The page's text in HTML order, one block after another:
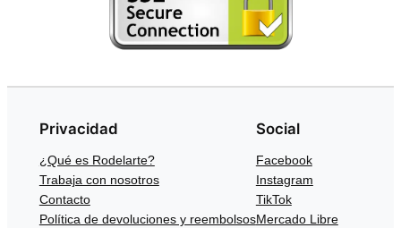
Privacidad
¿Qué es Rodelarte?
Trabaja con nosotros
Contacto
Política de devoluciones y reembolsos
Social
Facebook
Instagram
TikTok
Mercado Libre